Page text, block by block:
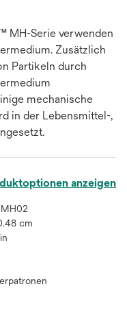
MH-Serie verwenden
Zusätzlich
Partikeln durch
mechanische
in der Lebensmittel-,
anzeigen
cm